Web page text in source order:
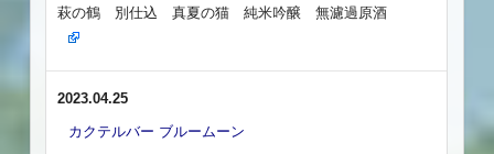
萩の鶴 別仕込 真夏の猫 純米吟醸 無濾過原酒
2023.04.25
カクテルバー ブルームーン